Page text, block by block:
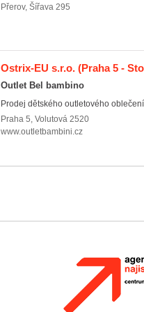
Přerov, Šířava 295
Ostrix-EU s.r.o. (Praha 5 -
Outlet Bel bambino
Prodej dětského outletového
Praha 5, Volutová 2520
www.outletbambini.cz